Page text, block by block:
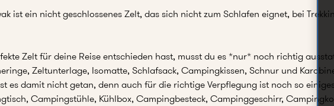
ist ein nicht geschlossenes Zelt, das sich nicht zum Schlafen eignet, bei
Zelt für deine Reise entschieden hast, musst du es *nur* noch richtig
Zeltunterlage, Isomatte, Schlafsack, Campingkissen, Schnur und
es damit nicht getan, denn auch für die richtige Verpflegung ist noch so
Campingstühle, Kühlbox, Campingbesteck, Campinggeschirr,